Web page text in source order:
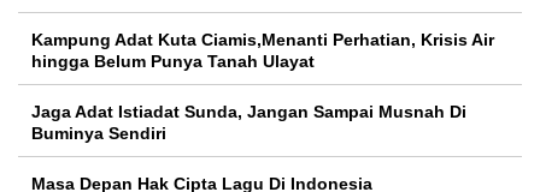
Kampung Adat Kuta Ciamis,Menanti Perhatian, Krisis Air
hingga Belum Punya Tanah Ulayat
Jaga Adat Istiadat Sunda, Jangan Sampai Musnah Di
Buminya Sendiri
Masa Depan Hak Cipta Lagu Di Indonesia